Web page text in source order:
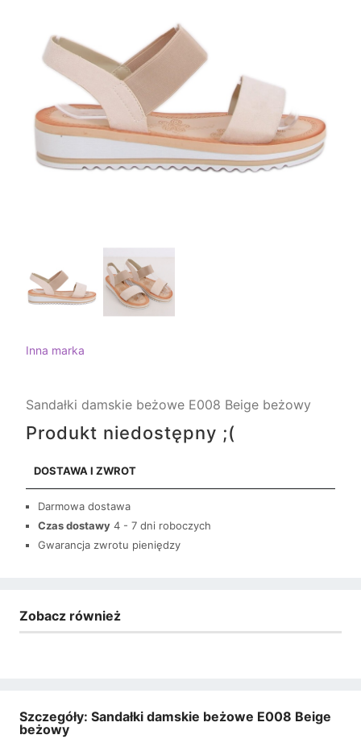
Inna marka
Sandałki damskie beżowe E008 Beige beżowy
Produkt niedostępny ;(
DOSTAWA I ZWROT
Darmowa dostawa
Czas dostawy 4 - 7 dni roboczych
Gwarancja zwrotu pieniędzy
Zobacz również
Szczegóły: Sandałki damskie beżowe E008 Beige
beżowy